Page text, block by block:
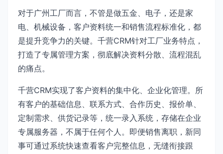
对于广州工厂而言，不管是做五金、电子，还是家
电、机械设备，客户资料统一和销售流程标准化，都
是提升竞争力的关键。千营CRM针对工厂业务特点，
打造了专属管理方案，彻底解决资料分散、流程混乱
的痛点。
千营CRM实现了客户资料的集中化、企业化管理。所
有客户的基础信息、联系方式、合作历史、报价单、
定制需求、供货记录等，统一录入系统，存储在企业
专属服务器，不属于任何个人。即便销售离职，新同
事可通过系统快速查看客户完整信息，无缝衔接跟